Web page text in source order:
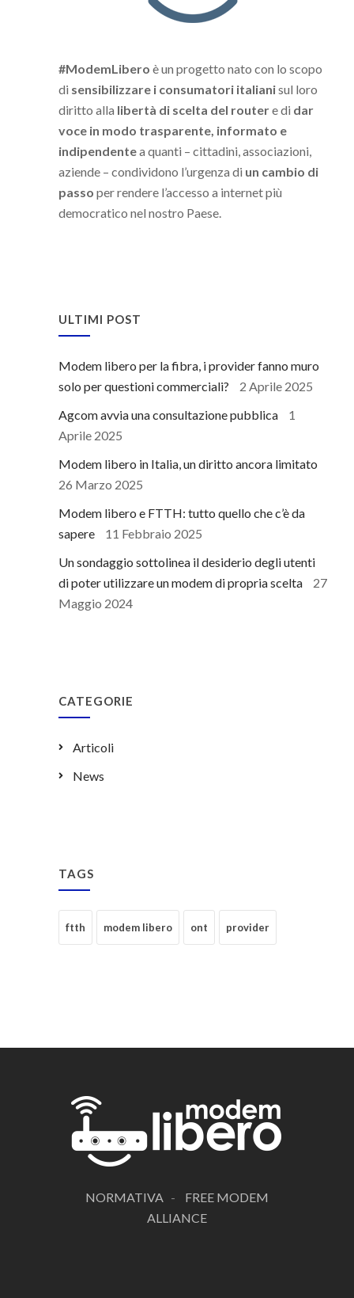
#ModemLibero è un progetto nato con lo scopo
di sensibilizzare i consumatori italianisul loro
diritto alla libertà di scelta del routere di dar
voce in modo trasparente, informato e
indipendentea quanti – cittadini, associazioni,
aziende – condividono l’urgenza di un cambio di
passo per rendere l’accesso a internet più
democratico nel nostro Paese.
ULTIMI POST
Modem libero per la fibra, i provider fanno muro
solo per questioni commerciali?
2 Aprile 2025
Agcom avvia una consultazione pubblica
1
Aprile 2025
Modem libero in Italia, un diritto ancora limitato
26 Marzo 2025
Modem libero e FTTH: tutto quello che c’è da
sapere
11 Febbraio 2025
Un sondaggio sottolinea il desiderio degli utenti
di poter utilizzare un modem di propria scelta
27
Maggio 2024
CATEGORIE
Articoli
News
TAGS
ftth modem libero ont provider
NORMATIVA - FREE MODEM
ALLIANCE